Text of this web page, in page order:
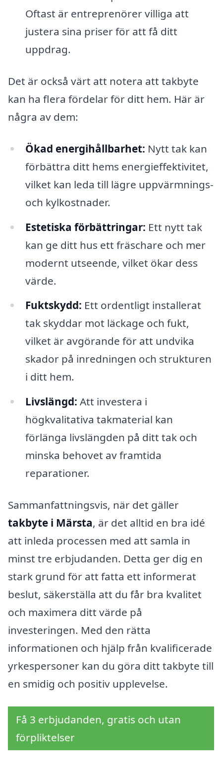
Oftast är entreprenörer villiga att
justera sina priser för att få ditt
uppdrag.
Det är också värt att notera att takbyte
kan ha flera fördelar för ditt hem. Här är
några av dem:
Ökad energihållbarhet: Nytt tak kan
förbättra ditt hems energieffektivitet,
vilket kan leda till lägre uppvärmnings-
och kylkostnader.
Estetiska förbättringar: Ett nytt tak
kan ge ditt hus ett fräschare och mer
modernt utseende, vilket ökar dess
värde.
Fuktskydd: Ett ordentligt installerat
tak skyddar mot läckage och fukt,
vilket är avgörande för att undvika
skador på inredningen och strukturen
i ditt hem.
Livslängd: Att investera i
högkvalitativa takmaterial kan
förlänga livslängden på ditt tak och
minska behovet av framtida
reparationer.
Sammanfattningsvis, när det gäller
takbyte i Märsta, är det alltid en bra idé
att inleda processen med att samla in
minst tre erbjudanden. Detta ger dig en
stark grund för att fatta ett informerat
beslut, säkerställa att du får bra kvalitet
och maximera ditt värde på
investeringen. Med den rätta
informationen och hjälp från kvalificerade
yrkespersoner kan du göra ditt takbyte till
en smidig och positiv upplevelse.
Få 3 erbjudanden, gratis och utan
förpliktelser